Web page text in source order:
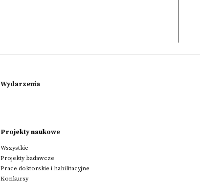
Wydarzenia
Projekty naukowe
Wszystkie
Projekty badawcze
Prace doktorskie i habilitacyjne
Konkursy